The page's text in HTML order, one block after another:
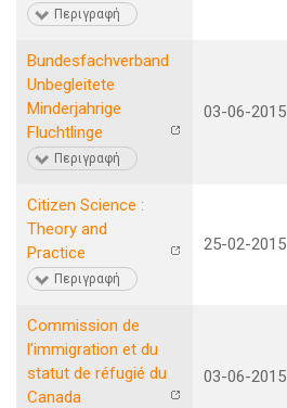
Περιγραφή
Bundesfachverband
Unbegleitete
Minderjahrige
Fluchtlinge
Περιγραφή
03-06-2015
Citizen Science :
Theory and
Practice
Περιγραφή
25-02-2015
Commission de
l'immigration et du
statut de réfugié du
Canada
03-06-2015